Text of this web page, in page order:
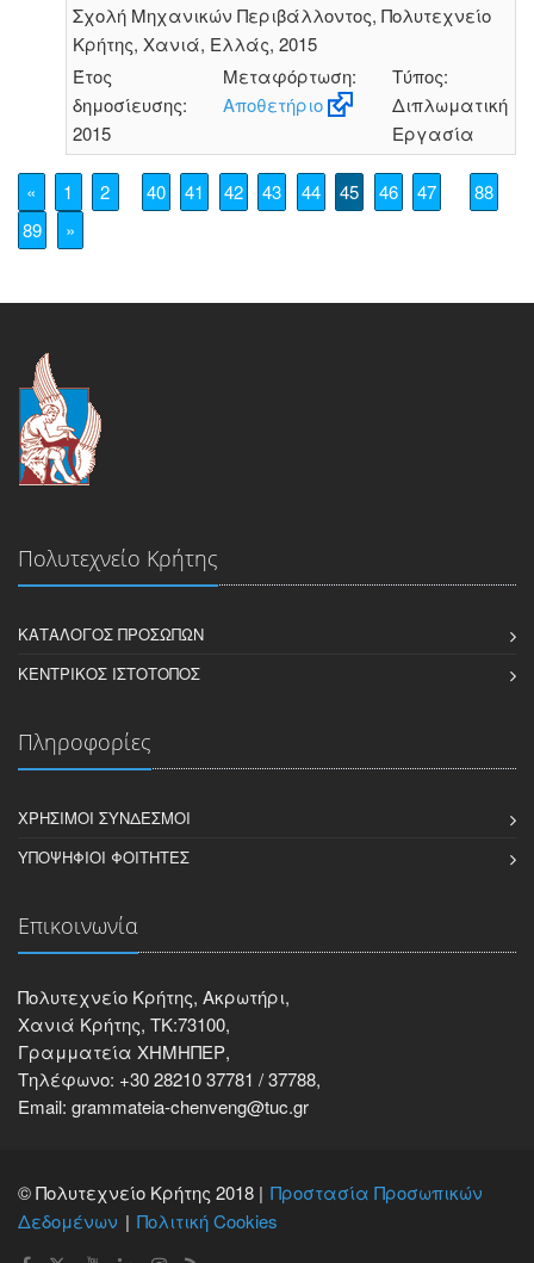
Σχολή Μηχανικών Περιβάλλοντος, Πολυτεχνείο
Κρήτης, Χανιά, Ελλάς, 2015
Έτος
δημοσίευσης:
2015
Μεταφόρτωση:
Αποθετήριο
Τύπος:
Διπλωματική
Εργασία
« 1 2 40 41 42 43 44 45 46 47
88
89
»
Πολυτεχνείο Κρήτης
ΚΑΤΆΛΟΓΟΣ ΠΡΟΣΏΠΩΝ
ΚΕΝΤΡΙΚΌΣ ΙΣΤΌΤΟΠΟΣ
Πληροφορίες
ΧΡΉΣΙΜΟΙ ΣΎΝΔΕΣΜΟΙ
ΥΠΟΨΉΦΙΟΙ ΦΟΙΤΗΤΈΣ
Επικοινωνία
Πολυτεχνείο Κρήτης, Ακρωτήρι,
Χανιά Κρήτης, ΤΚ:73100,
Γραμματεία ΧΗΜΗΠΕΡ,
Τηλέφωνο: +30 28210 37781 / 37788,
Email: grammateia-chenveng@tuc.gr
© Πολυτεχνείο Κρήτης 2018 | Προστασία Προσωπικών
Δεδομένων
Πολιτική Cookies